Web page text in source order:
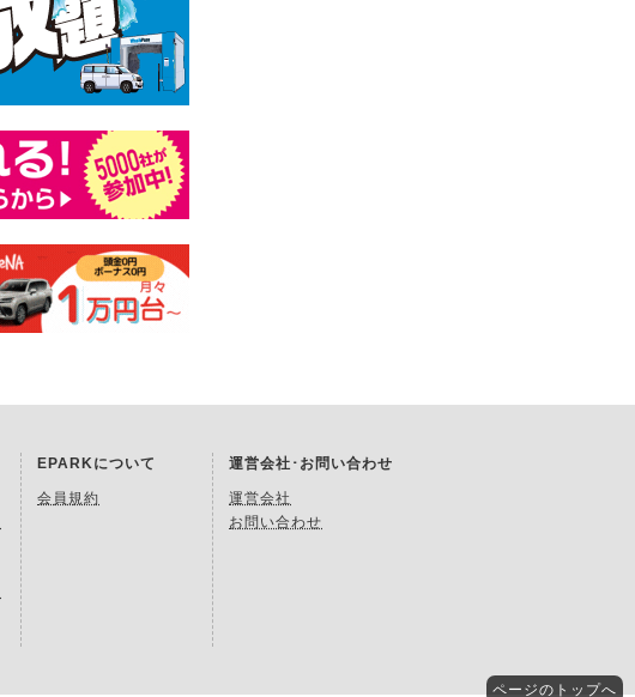
EPARKについて
会員規約
運営会社･お問い合わせ
運営会社
お問い合わせ
ページの トップへ